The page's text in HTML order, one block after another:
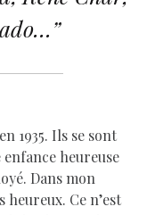
1935. Ils se sont
enfance heureuse
Dans mon
Ce n’est